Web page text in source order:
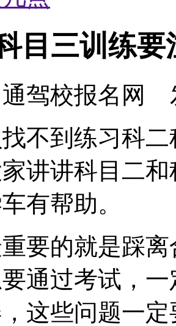
目三训练要
驾校报名网
不到练习科
讲讲科目二
有帮助。
要的就是踩
通过考试，
这些问题一